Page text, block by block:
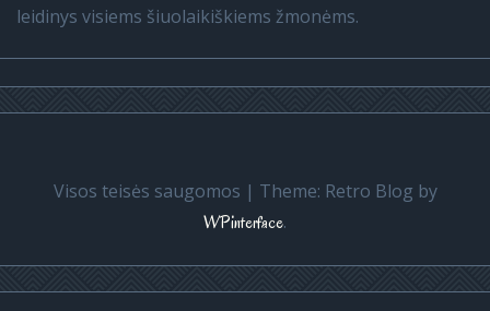
leidinys visiems šiuolaikiškiems žmonėms.
Visos teisės saugomos | Theme: Retro Blog by
WPinterface.